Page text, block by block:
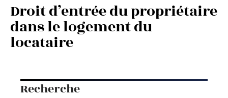
Droit d’entrée du propriétaire
dans le logement du
locataire
Recherche